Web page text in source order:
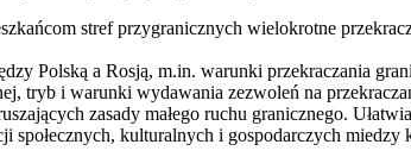
stref przygranicznych wielokrotne
Polską a Rosją, m.in. warunki przekraczania
tryb i warunki wydawania zezwoleń na
zasady małego ruchu granicznego.
społecznych, kulturalnych i gospodarczych miedzy